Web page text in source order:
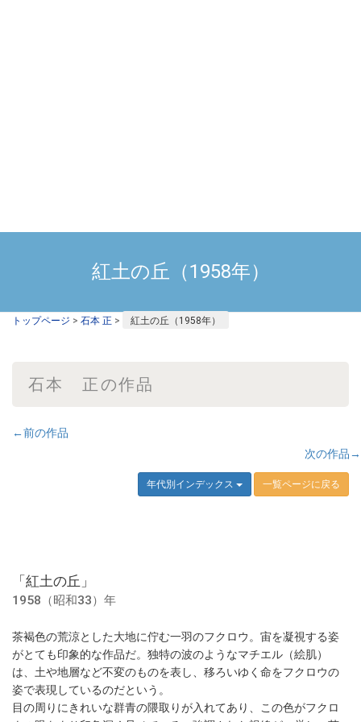
紅土の丘（1958年）
トップページ > 石本 正 > 紅土の丘（1958年）
石本 正の作品
←前の作品
次の作品→
年代別インデックス 一覧ページに戻る
「紅土の丘」
1958（昭和33）年
茶褐色の荒涼とした大地に佇む一羽のフクロウ。宙を凝視する姿
がとても印象的な作品だ。独特の波のようなマチエル（絵肌）
は、土や地層など不変のものを表し、移ろいゆく命をフクロウの
姿で表現しているのだという。
目の周りにきれいな群青の隈取りが入れてあり、この色がフクロ